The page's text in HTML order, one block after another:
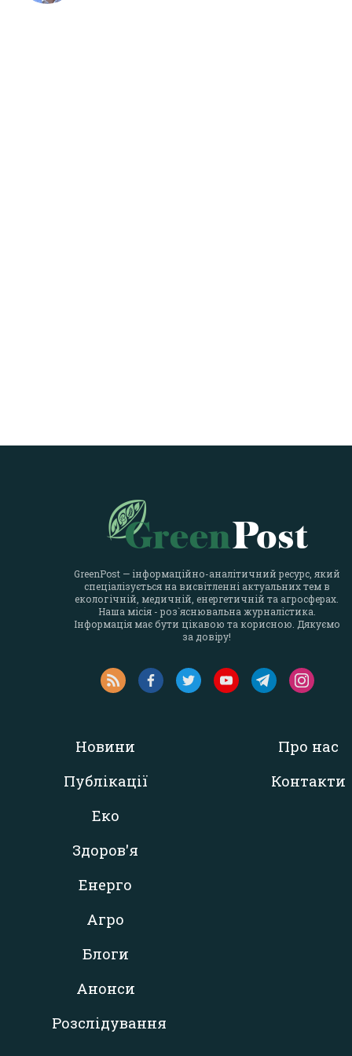
GreenPost — інформаційно-аналітичний ресурс, який
спеціалізується на висвітленні актуальних тем в
екологічній, медичній, енергетичній та агросферах.
Наша місія - роз`яснювальна журналістика.
Інформація має бути цікавою та корисною. Дякуємо
за довіру!
Новини
Публікації
Еко
Здоров'я
Енерго
Агро
Блоги
Анонси
Розслідування
Про нас
Контакти